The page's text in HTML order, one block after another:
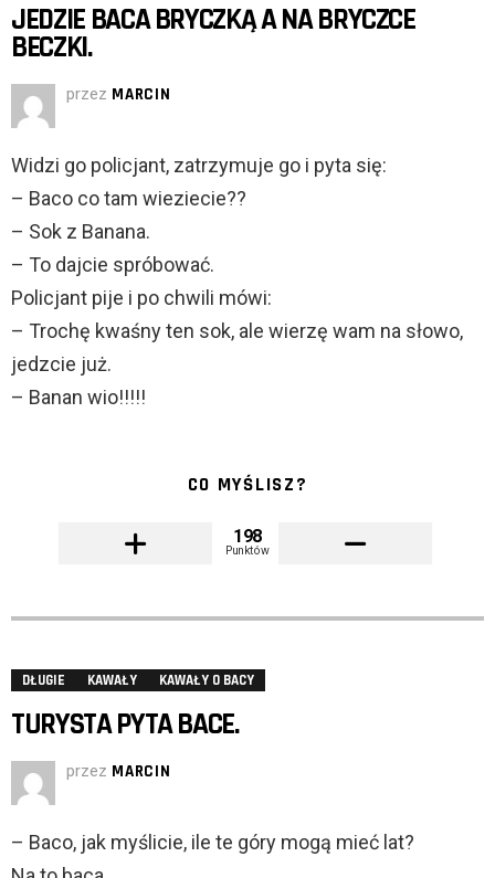
JEDZIE BACA BRYCZKĄ A NA BRYCZCE
BECZKI.
przez MARCIN
Widzi go policjant, zatrzymuje go i pyta się:
– Baco co tam wieziecie??
– Sok z Banana.
– To dajcie spróbować.
Policjant pije i po chwili mówi:
– Trochę kwaśny ten sok, ale wierzę wam na słowo,
jedzcie już.
– Banan wio!!!!!
CO MYŚLISZ?
198
Punktów
DŁUGIE KAWAŁY KAWAŁY O BACY
TURYSTA PYTA BACE.
przez MARCIN
– Baco, jak myślicie, ile te góry mogą mieć lat?